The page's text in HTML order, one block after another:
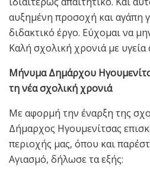
αυξημένη προσοχή και αγάπη
διδακτικό έργο. Εύχομαι να
Καλή σχολική χρονιά με υγεία
Μήνυμα Δημάρχου
τη νέα σχολική χρονιά
Με αφορμή την έναρξη της
Δήμαρχος Ηγουμενίτσας
περιοχής μας, όπου και
Αγιασμό, δήλωσε τα εξής: